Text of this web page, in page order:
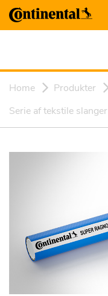
Home Produkter
Serie af tekstile slanger